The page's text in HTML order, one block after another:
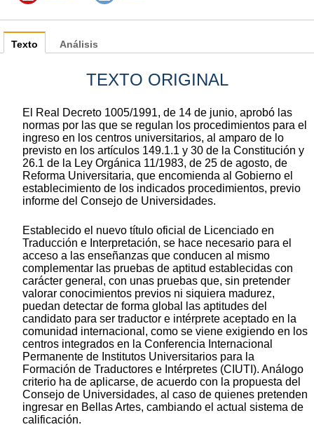
Texto
TEXTO ORIGINAL
El Real Decreto 1005/1991, de 14 de junio, aprobó las
normas por las que se regulan los procedimientos para el
ingreso en los centros universitarios, al amparo de lo
previsto en los artículos 149.1.1 y 30 de la Constitución y
26.1 de la Ley Orgánica 11/1983, de 25 de agosto, de
Reforma Universitaria, que encomienda al Gobierno el
establecimiento de los indicados procedimientos, previo
informe del Consejo de Universidades.
Establecido el nuevo título oficial de Licenciado en
Traducción e Interpretación, se hace necesario para el
acceso a las enseñanzas que conducen al mismo
complementar las pruebas de aptitud establecidas con
carácter general, con unas pruebas que, sin pretender
valorar conocimientos previos ni siquiera madurez,
puedan detectar de forma global las aptitudes del
candidato para ser traductor e intérprete aceptado en la
comunidad internacional, como se viene exigiendo en los
centros integrados en la Conferencia Internacional
Permanente de Institutos Universitarios para la
Formación de Traductores e Intérpretes (CIUTI). Análogo
criterio ha de aplicarse, de acuerdo con la propuesta del
Consejo de Universidades, al caso de quienes pretenden
ingresar en Bellas Artes, cambiando el actual sistema de
calificación.
Análisis